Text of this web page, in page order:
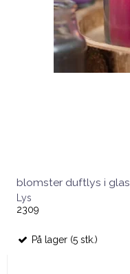
blomster duftlys i glas
Lys
2309
På lager (5 stk.)